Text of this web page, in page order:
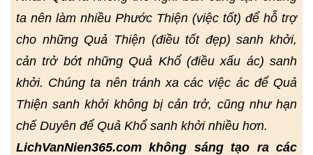
ta nên làm nhiều Phước Thiện (việc tốt) để hỗ trợ
cho những Quả Thiện (điều tốt đẹp) sanh khởi,
cản trở bớt những Quả Khổ (điều xấu ác) sanh
khởi. Chúng ta nên tránh xa các việc ác để Quả
Thiện sanh khởi không bị cản trở, cũng như hạn
chế Duyên để Quả Khổ sanh khởi nhiều hơn.
LichVanNien365.com không sáng tạo ra các